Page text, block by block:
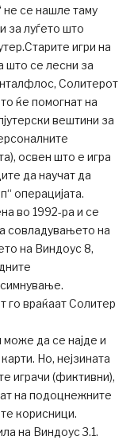
не се нашле таму
за луѓето што
игри на
што се лесни за
Солитерот
ќе помогнат на
вештини за
освен што е игра
да научат да
операцијата.
во 1992-ра и се
совладувањето на
на Виндоус 8,
го враќаат Солитер
може да се најде и
Но, нејзината
играчи (фиктивни),
на подоцнежните
корисници.
на Виндоус 3.1.